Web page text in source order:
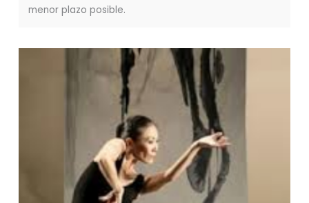
menor plazo posible.